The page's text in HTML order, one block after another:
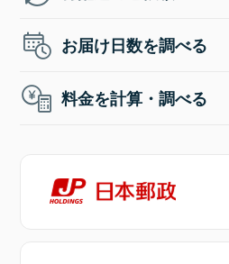
お届け日数を調べる
料金を計算・調べる